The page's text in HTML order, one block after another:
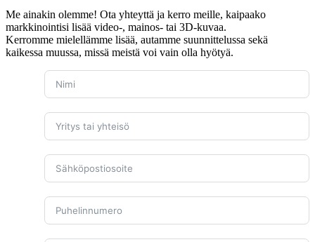
Me ainakin olemme! Ota yhteyttä ja kerro meille, kaipaako
markkinointisi lisää video-, mainos- tai 3D-kuvaa.
Kerromme mielellämme lisää, autamme suunnittelussa sekä
kaikessa muussa, missä meistä voi vain olla hyötyä.